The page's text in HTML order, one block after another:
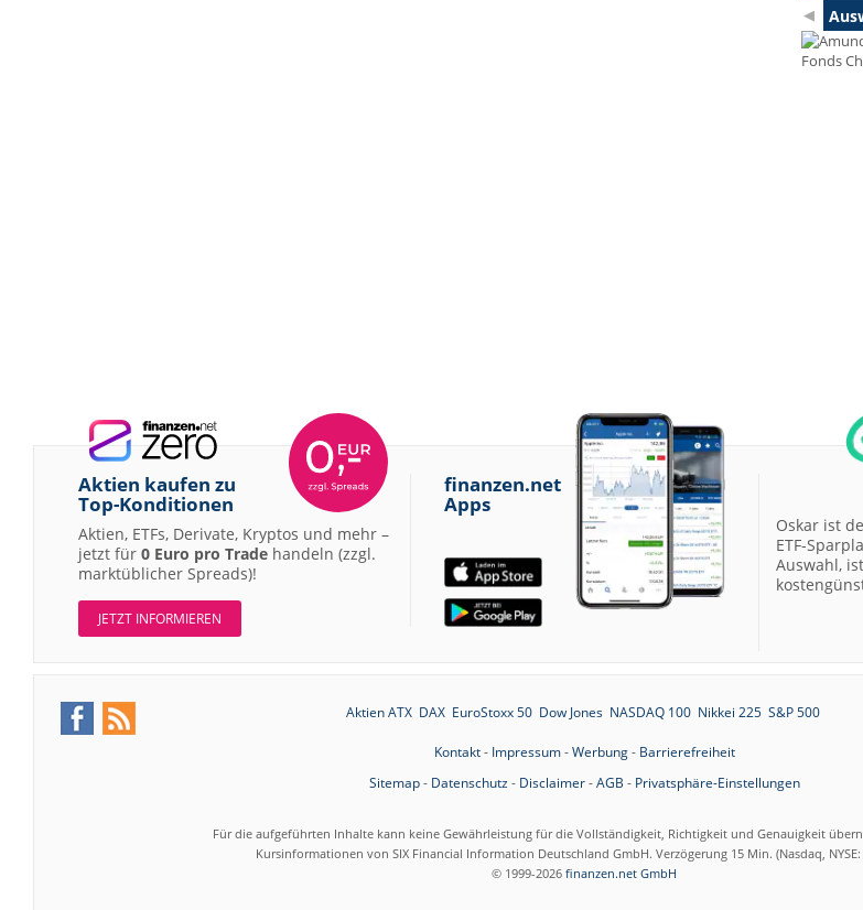
Aktien kaufen zu
Top-Konditionen
Aktien, ETFs, Derivate, Kryptos und mehr –
jetzt für 0 Euro pro Trade handeln (zzgl.
marktüblicher Spreads)!
JETZT INFORMIEREN
finanzen.net
Apps
Oskar ist
ETF-
Auswahl,
Aktien ATX DAX EuroStoxx 50 Dow Jones NASDAQ 100 Nikkei 225 S&P 500
Kontakt- Impressum-Werbung- Barrierefreiheit
Sitemap- Datenschutz- Disclaimer-AGB - Privatsphäre-Einstellungen
Für die aufgeführten Inhalte kann keine Gewährleistung für die Vollständigkeit, Richtigkeit und Genauigkeit
Kursinformationen von SIX Financial Information Deutschland GmbH. Verzögerung 15 Min. (Nasdaq, NYSE:
© 1999-2026 finanzen.net GmbH